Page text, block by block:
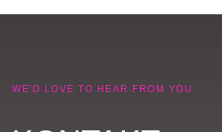
WE'D LOVE TO HEAR FROM YOU